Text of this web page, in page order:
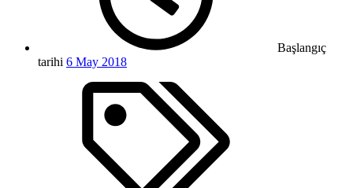
Başlangıç
tarihi 6 May 2018